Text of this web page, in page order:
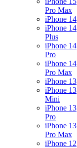
Pro Max
iPhone 14
iPhone 14
Plus
iPhone 14
Pro
iPhone 14
Pro Max
iPhone 13
iPhone 13
Mini
iPhone 13
Pro
iPhone 13
Pro Max
iPhone 12